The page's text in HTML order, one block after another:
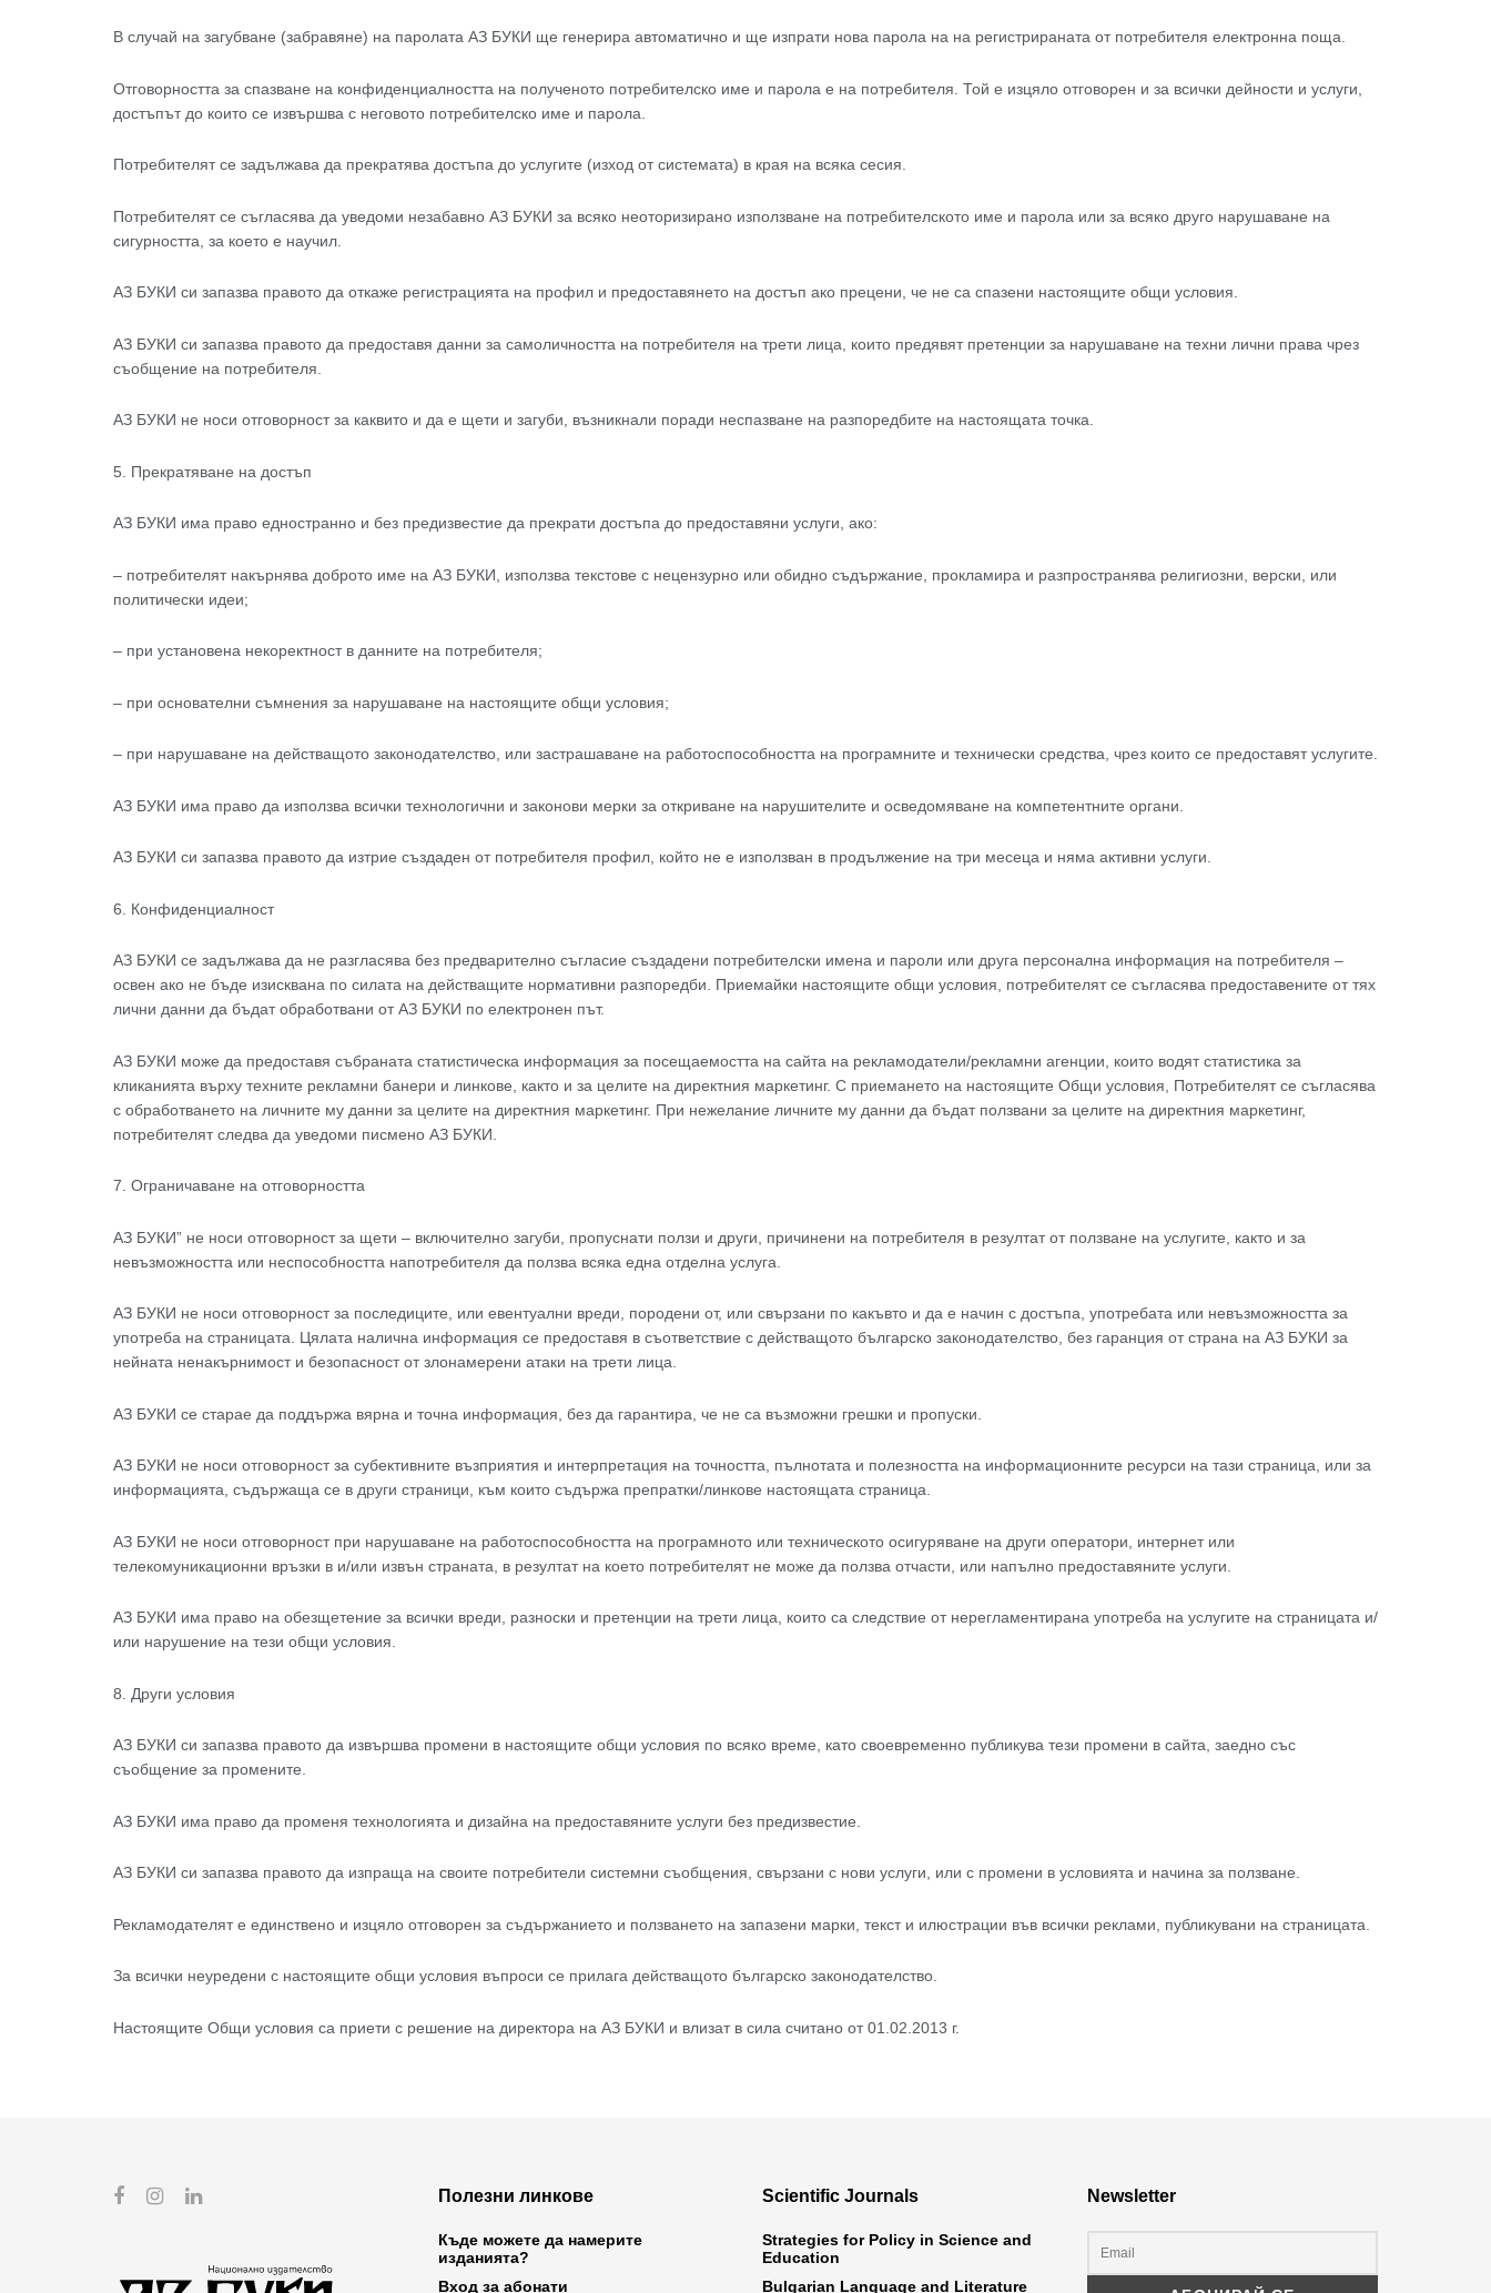
В случай на загубване (забравяне) на паролата АЗ БУКИ ще генерира автоматично и ще изпрати нова парола на на регистрираната от потребителя електронна поща.
Отговорността за спазване на конфиденциалността на полученото потребителско име и парола е на потребителя. Той е изцяло отговорен и за всички дейности и услуги,
достъпът до които се извършва с неговото потребителско име и парола.
Потребителят се задължава да прекратява достъпа до услугите (изход от системата) в края на всяка сесия.
Потребителят се съгласява да уведоми незабавно АЗ БУКИ за всяко неоторизирано използване на потребителското име и парола или за всяко друго нарушаване на
сигурността, за което е научил.
АЗ БУКИ си запазва правото да откаже регистрацията на профил и предоставянето на достъп ако прецени, че не са спазени настоящите общи условия.
АЗ БУКИ си запазва правото да предоставя данни за самоличността на потребителя на трети лица, които предявят претенции за нарушаване на техни лични права чрез
съобщение на потребителя.
АЗ БУКИ не носи отговорност за каквито и да е щети и загуби, възникнали поради неспазване на разпоредбите на настоящата точка.
5. Прекратяване на достъп
АЗ БУКИ има право едностранно и без предизвестие да прекрати достъпа до предоставяни услуги, ако:
– потребителят накърнява доброто име на АЗ БУКИ, използва текстове с нецензурно или обидно съдържание, прокламира и разпространява религиозни, верски, или
политически идеи;
– при установена некоректност в данните на потребителя;
– при основателни съмнения за нарушаване на настоящите общи условия;
– при нарушаване на действащото законодателство, или застрашаване на работоспособността на програмните и технически средства, чрез които се предоставят услугите.
АЗ БУКИ има право да използва всички технологични и законови мерки за откриване на нарушителите и осведомяване на компетентните органи.
АЗ БУКИ си запазва правото да изтрие създаден от потребителя профил, който не е използван в продължение на три месеца и няма активни услуги.
6. Конфиденциалност
АЗ БУКИ се задължава да не разгласява без предварително съгласие създадени потребителски имена и пароли или друга персонална информация на потребителя –
освен ако не бъде изисквана по силата на действащите нормативни разпоредби. Приемайки настоящите общи условия, потребителят се съгласява предоставените от тях
лични данни да бъдат обработвани от АЗ БУКИ по електронен път.
АЗ БУКИ може да предоставя събраната статистическа информация за посещаемостта на сайта на рекламодатели/рекламни агенции, които водят статистика за
кликанията върху техните рекламни банери и линкове, както и за целите на директния маркетинг. С приемането на настоящите Общи условия, Потребителят се съгласява
с обработването на личните му данни за целите на директния маркетинг. При нежелание личните му данни да бъдат ползвани за целите на директния маркетинг,
потребителят следва да уведоми писмено АЗ БУКИ.
7. Ограничаване на отговорността
АЗ БУКИ” не носи отговорност за щети – включително загуби, пропуснати ползи и други, причинени на потребителя в резултат от ползване на услугите, както и за
невъзможността или неспособността напотребителя да ползва всяка една отделна услуга.
АЗ БУКИ не носи отговорност за последиците, или евентуални вреди, породени от, или свързани по какъвто и да е начин с достъпа, употребата или невъзможността за
употреба на страницата. Цялата налична информация се предоставя в съответствие с действащото българско законодателство, без гаранция от страна на АЗ БУКИ за
нейната ненакърнимост и безопасност от злонамерени атаки на трети лица.
АЗ БУКИ се старае да поддържа вярна и точна информация, без да гарантира, че не са възможни грешки и пропуски.
АЗ БУКИ не носи отговорност за субективните възприятия и интерпретация на точността, пълнотата и полезността на информационните ресурси на тази страница, или за
информацията, съдържаща се в други страници, към които съдържа препратки/линкове настоящата страница.
АЗ БУКИ не носи отговорност при нарушаване на работоспособността на програмното или техническото осигуряване на други оператори, интернет или
телекомуникационни връзки в и/или извън страната, в резултат на което потребителят не може да ползва отчасти, или напълно предоставяните услуги.
АЗ БУКИ има право на обезщетение за всички вреди, разноски и претенции на трети лица, които са следствие от нерегламентирана употреба на услугите на страницата и/
или нарушение на тези общи условия.
8. Други условия
АЗ БУКИ си запазва правото да извършва промени в настоящите общи условия по всяко време, като своевременно публикува тези промени в сайта, заедно със
съобщение за промените.
АЗ БУКИ има право да променя технологията и дизайна на предоставяните услуги без предизвестие.
АЗ БУКИ си запазва правото да изпраща на своите потребители системни съобщения, свързани с нови услуги, или с промени в условията и начина за ползване.
Рекламодателят е единствено и изцяло отговорен за съдържанието и ползването на запазени марки, текст и илюстрации във всички реклами, публикувани на страницата.
За всички неуредени с настоящите общи условия въпроси се прилага действащото българско законодателство.
Настоящите Общи условия са приети с решение на директора на АЗ БУКИ и влизат в сила считано от 01.02.2013 г.
Полезни линкове
Къде можете да намерите
изданията?
Вход за абонати
Scientific Journals
Strategies for Policy in Science and
Education
Bulgarian Language and Literature
Newsletter